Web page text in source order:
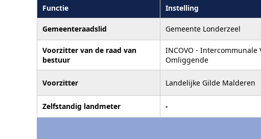
Functie Instelling
Gemeenteraadslid Gemeente Londerzeel
Voorzitter van de raad van
bestuur
INCOVO -
Omliggende
Voorzitter Landelijke Gilde Malderen
Zelfstandig landmeter -